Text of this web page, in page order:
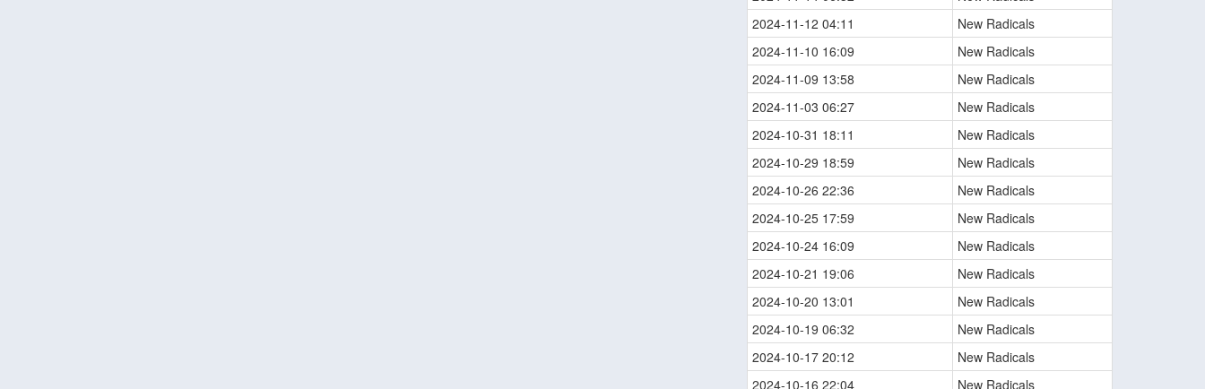
2024-11-12 04:11
New Radicals
2024-11-10 16:09
New Radicals
2024-11-09 13:58
New Radicals
2024-11-03 06:27
New Radicals
2024-10-31 18:11
New Radicals
2024-10-29 18:59
New Radicals
2024-10-26 22:36
New Radicals
2024-10-25 17:59
New Radicals
2024-10-24 16:09
New Radicals
2024-10-21 19:06
New Radicals
2024-10-20 13:01
New Radicals
2024-10-19 06:32
New Radicals
2024-10-17 20:12
New Radicals
2024-10-16 22:04
New Radicals